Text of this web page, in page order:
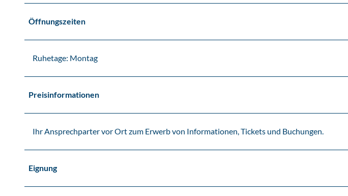
Öffnungszeiten
Ruhetage: Montag
Preisinformationen
Ihr Ansprechparter vor Ort zum Erwerb von Informationen, Tickets und Buchungen.
Eignung